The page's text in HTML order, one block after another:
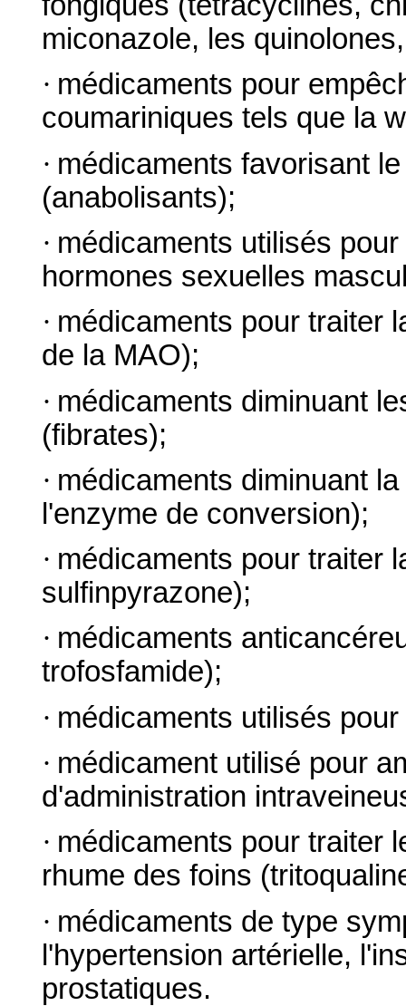
miconazole, les
· médicaments pour
coumariniques tels que la
· médicaments favorisant
(anabolisants);
· médicaments utilisés
hormones sexuelles
· médicaments pour traiter
de la MAO);
· médicaments diminuant
(fibrates);
· médicaments diminuant
l'enzyme de conversion);
· médicaments pour traiter
sulfinpyrazone);
· médicaments
trofosfamide);
· médicaments utilisés
· médicament utilisé pour
d'administration
· médicaments pour traiter
rhume des foins
· médicaments de type
l'hypertension artérielle,
prostatiques.